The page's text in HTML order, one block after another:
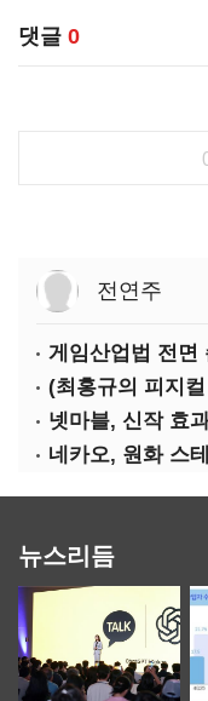
댓글 0
전연주
넷마블, 신작 효
뉴스리듬